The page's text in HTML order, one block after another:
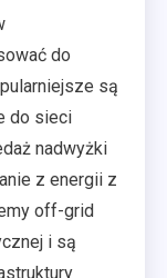
do
są
do sieci
nadwyżki
z energii z
off-grid
i są